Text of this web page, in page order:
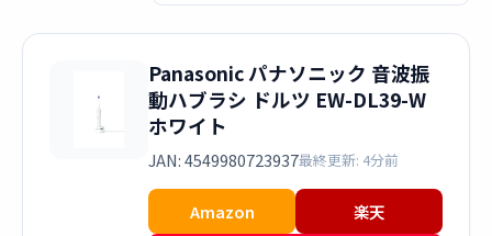
Panasonic パナソニック 音波振
動ハブラシ ドルツ EW-DL39-W
ホワイト
JAN: 4549980723937最終更新: 4分前
Amazon
楽天